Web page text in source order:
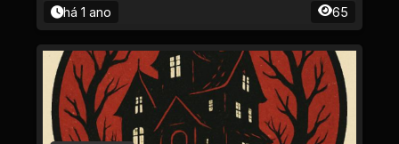
há 1 ano 65